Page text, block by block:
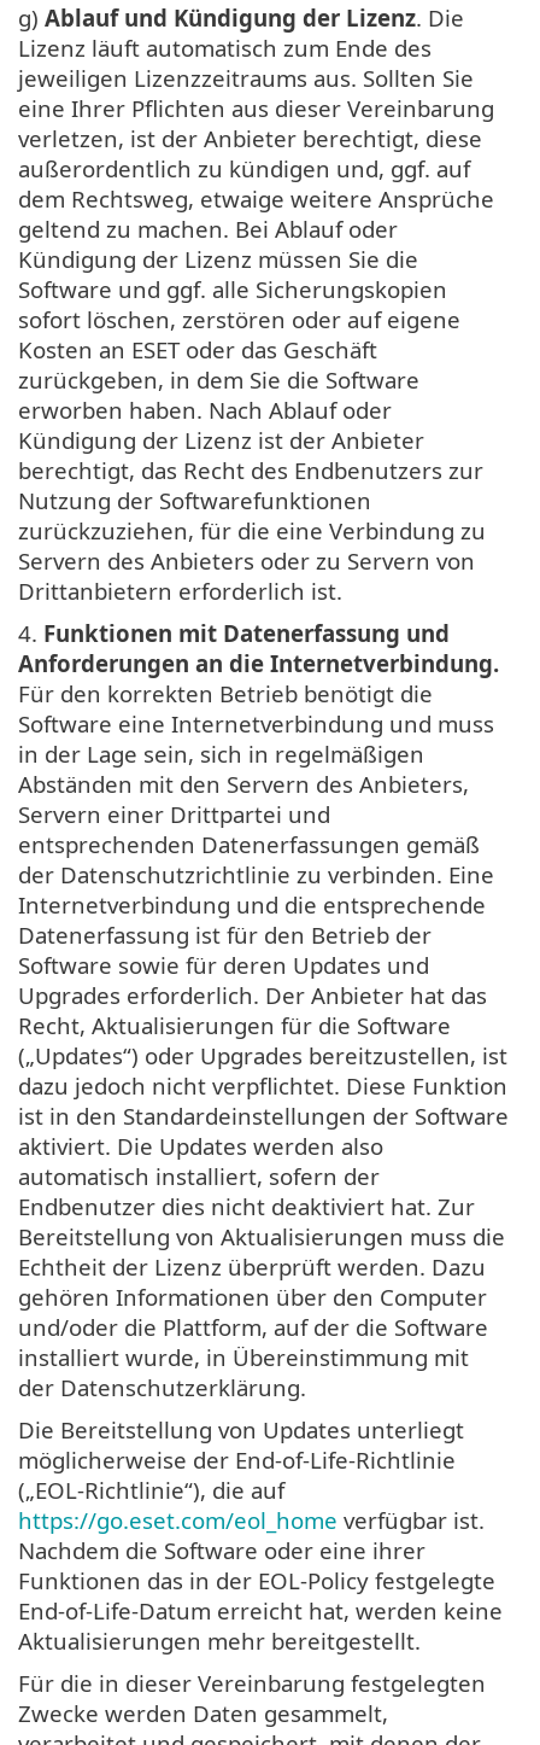
g) Ablauf und Kündigung der Lizenz. Die
Lizenz läuft automatisch zum Ende des
jeweiligen Lizenzzeitraums aus. Sollten Sie
eine Ihrer Pflichten aus dieser Vereinbarung
verletzen, ist der Anbieter berechtigt, diese
außerordentlich zu kündigen und, ggf. auf
dem Rechtsweg, etwaige weitere Ansprüche
geltend zu machen. Bei Ablauf oder
Kündigung der Lizenz müssen Sie die
Software und ggf. alle Sicherungskopien
sofort löschen, zerstören oder auf eigene
Kosten an ESET oder das Geschäft
zurückgeben, in dem Sie die Software
erworben haben. Nach Ablauf oder
Kündigung der Lizenz ist der Anbieter
berechtigt, das Recht des Endbenutzers zur
Nutzung der Softwarefunktionen
zurückzuziehen, für die eine Verbindung zu
Servern des Anbieters oder zu Servern von
Drittanbietern erforderlich ist.
4. Funktionen mit Datenerfassung und
Anforderungen an die Internetverbindung.
Für den korrekten Betrieb benötigt die
Software eine Internetverbindung und muss
in der Lage sein, sich in regelmäßigen
Abständen mit den Servern des Anbieters,
Servern einer Drittpartei und
entsprechenden Datenerfassungen gemäß
der Datenschutzrichtlinie zu verbinden. Eine
Internetverbindung und die entsprechende
Datenerfassung ist für den Betrieb der
Software sowie für deren Updates und
Upgrades erforderlich. Der Anbieter hat das
Recht, Aktualisierungen für die Software
(„Updates“) oder Upgrades bereitzustellen, ist
dazu jedoch nicht verpflichtet. Diese Funktion
ist in den Standardeinstellungen der Software
aktiviert. Die Updates werden also
automatisch installiert, sofern der
Endbenutzer dies nicht deaktiviert hat. Zur
Bereitstellung von Aktualisierungen muss die
Echtheit der Lizenz überprüft werden. Dazu
gehören Informationen über den Computer
und/oder die Plattform, auf der die Software
installiert wurde, in Übereinstimmung mit
der Datenschutzerklärung.
Die Bereitstellung von Updates unterliegt
möglicherweise der End-of-Life-Richtlinie
(„EOL-Richtlinie“), die auf
https://go.eset.com/eol_home verfügbar ist.
Nachdem die Software oder eine ihrer
Funktionen das in der EOL-Policy festgelegte
End-of-Life-Datum erreicht hat, werden keine
Aktualisierungen mehr bereitgestellt.
Für die in dieser Vereinbarung festgelegten
Zwecke werden Daten gesammelt,